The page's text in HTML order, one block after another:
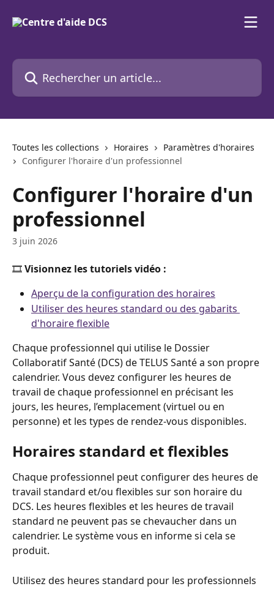
Rechercher un article...
Toutes les collections Horaires
Paramètres d'horaires
Configurer l'horaire d'un professionnel
Configurer l'horaire d'un
professionnel
3 juin 2026
🎞️ Visionnez les tutoriels vidéo :
Aperçu de la configuration des horaires
Utiliser des heures standard ou des gabarits
d'horaire flexible
Chaque professionnel qui utilise le Dossier
Collaboratif Santé (DCS) de TELUS Santé a son propre
calendrier. Vous devez configurer les heures de
travail de chaque professionnel en précisant les
jours, les heures, l’emplacement (virtuel ou en
personne) et les types de rendez-vous disponibles.
Horaires standard et flexibles
Chaque professionnel peut configurer des heures de
travail standard et/ou flexibles sur son horaire du
DCS. Les heures flexibles et les heures de travail
standard ne peuvent pas se chevaucher dans un
calendrier. Le système vous en informe si cela se
produit.
Utilisez des heures standard pour les professionnels